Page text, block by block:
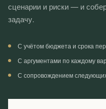
сценарии и риски — и
задачу.
С учётом бюджета и срока
С аргументами по каждому
С сопровождением